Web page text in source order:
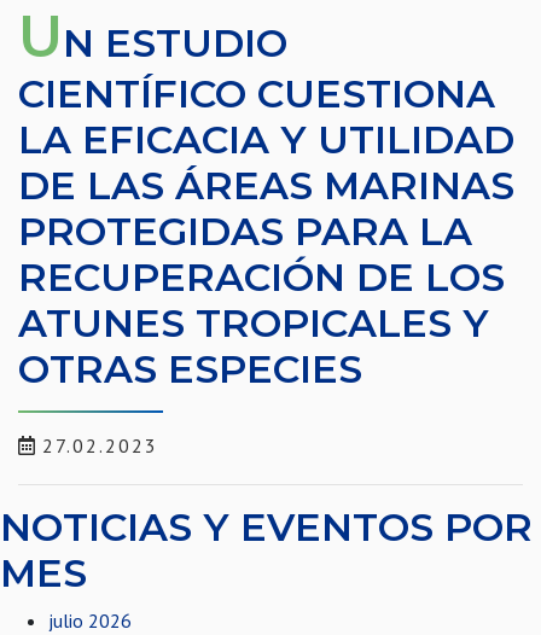
UN ESTUDIO
CIENTÍFICO CUESTIONA
LA EFICACIA Y UTILIDAD
DE LAS ÁREAS MARINAS
PROTEGIDAS PARA LA
RECUPERACIÓN DE LOS
ATUNES TROPICALES Y
OTRAS ESPECIES
27.02.2023
NOTICIAS Y EVENTOS POR
MES
julio 2026